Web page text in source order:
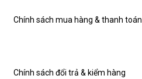
Chính sách mua hàng & thanh toán
Chính sách đổi trả & kiểm hàng